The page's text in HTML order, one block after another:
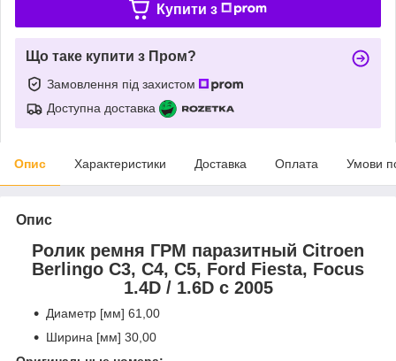
Купити з
Що таке купити з Пром?
Замовлення під захистом
Доступна доставка
Опис Характеристики Доставка Оплата Умови
Опис
Ролик ремня ГРМ паразитный Citroen
Berlingo C3, C4, C5, Ford Fiesta, Focus
1.4D / 1.6D с 2005
Диаметр [мм] 61,00
Ширина [мм] 30,00